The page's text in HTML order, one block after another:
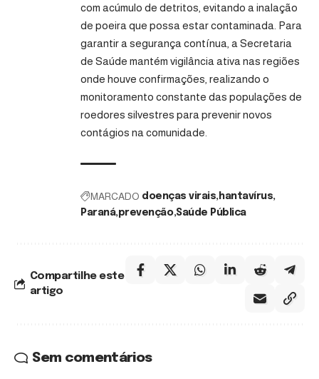
com acúmulo de detritos, evitando a inalação
de poeira que possa estar contaminada. Para
garantir a segurança contínua, a Secretaria
de Saúde mantém vigilância ativa nas regiões
onde houve confirmações, realizando o
monitoramento constante das populações de
roedores silvestres para prevenir novos
contágios na comunidade.
MARCADO doenças virais hantavírus
Paraná prevenção Saúde Pública
Compartilhe este
artigo
Sem comentários